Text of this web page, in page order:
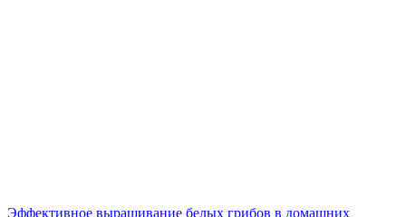
Эффективное выращивание белых грибов в домашних